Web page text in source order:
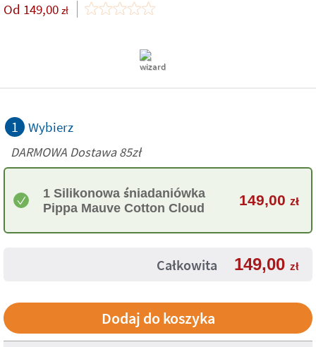
Od 149,00 zł
1 Wybierz
DARMOWA Dostawa 85zł
1 Silikonowa śniadaniówka
Pippa Mauve Cotton Cloud
149,00 zł
Całkowita 149,00 zł